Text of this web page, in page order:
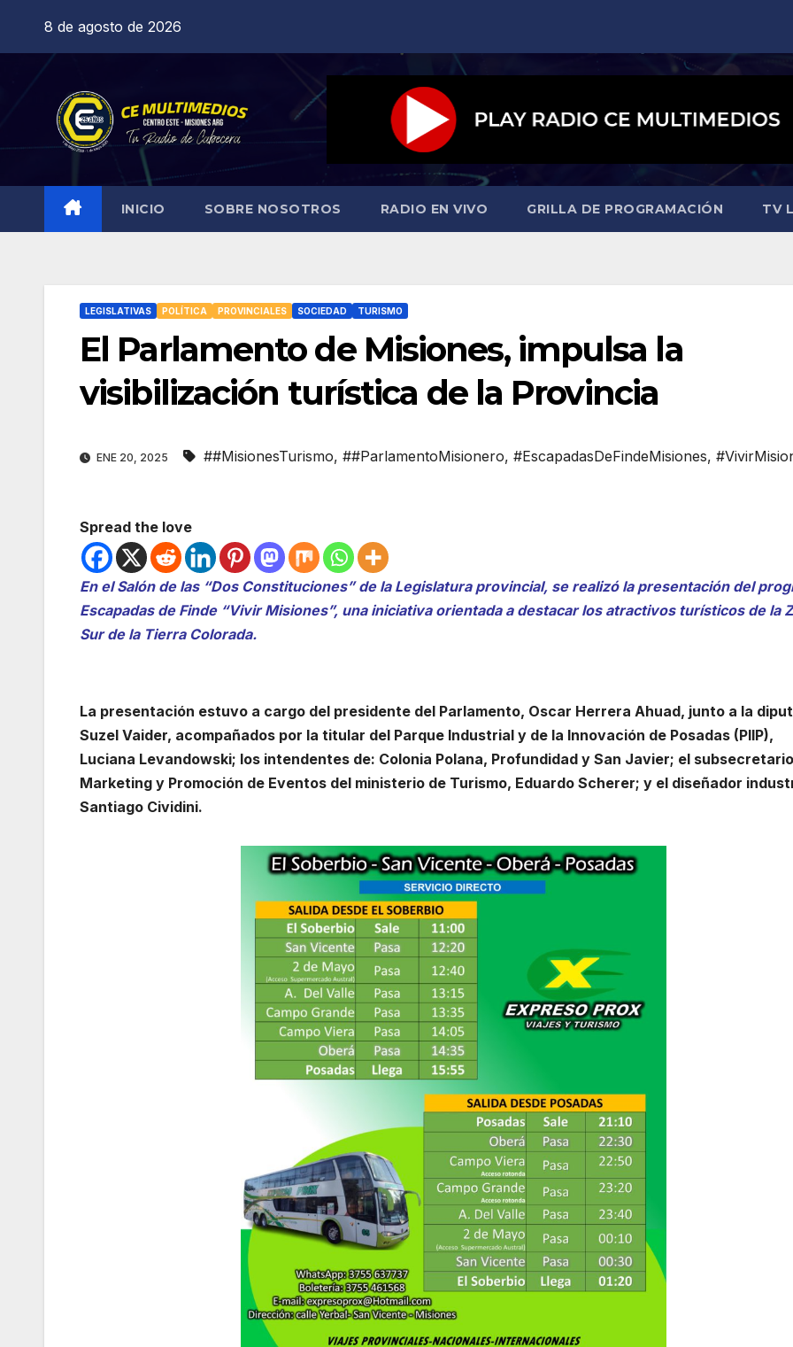
8 de agosto de 2026
INICIO SOBRE NOSOTROS RADIO EN VIVO GRILLA DE PROGRAMACIÓN TV
LEGISLATIVAS POLÍTICA PROVINCIALES SOCIEDAD TURISMO
El Parlamento de Misiones, impulsa la
visibilización turística de la Provincia
ENE 20, 2025 ##MisionesTurismo, ##ParlamentoMisionero, #EscapadasDeFindeMisiones,
Spread the love
En el Salón de las “Dos Constituciones” de la Legislatura provincial, se realizó la presentación del
Escapadas de Finde “Vivir Misiones”, una iniciativa orientada a destacar los atractivos turísticos de la
Sur de la Tierra Colorada.
La presentación estuvo a cargo del presidente del Parlamento, Oscar Herrera Ahuad, junto a la
Suzel Vaider, acompañados por la titular del Parque Industrial y de la Innovación de Posadas (PIIP),
Luciana Levandowski; los intendentes de: Colonia Polana, Profundidad y San Javier; el
Marketing y Promoción de Eventos del ministerio de Turismo, Eduardo Scherer; y el diseñador
Santiago Cividini.